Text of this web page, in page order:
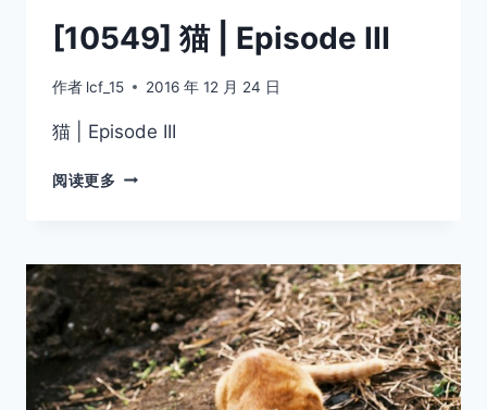
[10549] 猫 | Episode III
作者 lcf_15 2016 年 12 月 24 日
猫 | Episode III
阅读更多 [10549]
III